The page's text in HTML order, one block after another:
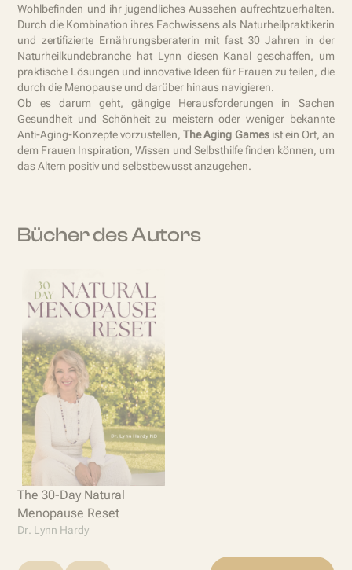
Wohlbefinden und ihr jugendliches Aussehen aufrechtzuerhalten.
Durch die Kombination ihres Fachwissens als Naturheilpraktikerin
und zertifizierte Ernährungsberaterin mit fast 30 Jahren in der
Naturheilkundebranche hat Lynn diesen Kanal geschaffen, um
praktische Lösungen und innovative Ideen für Frauen zu teilen, die
durch die Menopause und darüber hinaus navigieren.
Ob es darum geht, gängige Herausforderungen in Sachen
Gesundheit und Schönheit zu meistern oder weniger bekannte
Anti-Aging-Konzepte vorzustellen,The Aging Gamesist ein Ort, an
dem Frauen Inspiration, Wissen und Selbsthilfe finden können, um
das Altern positiv und selbstbewusst anzugehen.
Bücher des Autors
The 30-Day Natural
Menopause Reset
Dr. Lynn Hardy